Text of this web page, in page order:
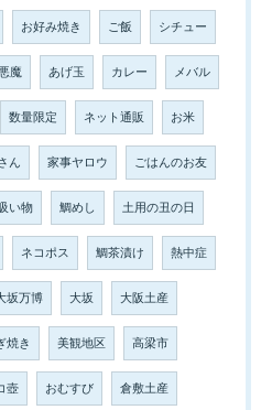
お好み焼き ご飯 シチュー
悪魔 あげ玉 カレー メバル
数量限定 ネット通販 お米
ん 家事ヤロウ ごはんのお友
い物 鯛めし 土用の丑の日
ネコポス 鯛茶漬け 熱中症
坂万博 大坂 大阪土産
焼き 美観地区 高梁市
壺 おむすび 倉敷土産